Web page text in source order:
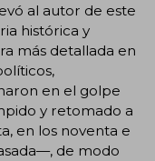
al autor de este
histórica y
más detallada en
en el golpe
y retomado a
en los noventa e
de modo